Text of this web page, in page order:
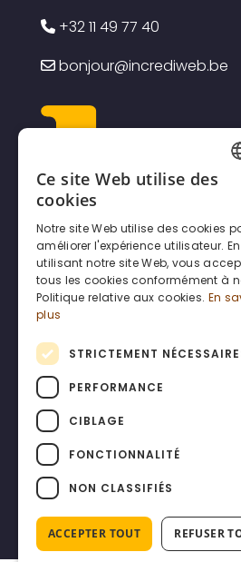
+32 11 49 77 40
bonjour@incrediweb.be
Incrediweb est une
de sites web pour les
PME. Nous croyons en la
prévisibilité.
C'est pourquoi nous
à un prix forfaitaire
démarrage élevés, y
belge de premier ordre.
Ce site Web utilise des
cookies
Notre site Web utilise des cookies
améliorer l'expérience utilisateur. En
utilisant notre site Web, vous
tous les cookies conformément à
Politique relative aux cookies. En
plus
STRICTEMENT
PERFORMANCE
CIBLAGE
FONCTIONNALITÉ
NON CLASSIFIÉS
ACCEPTER TOUT REFUSER